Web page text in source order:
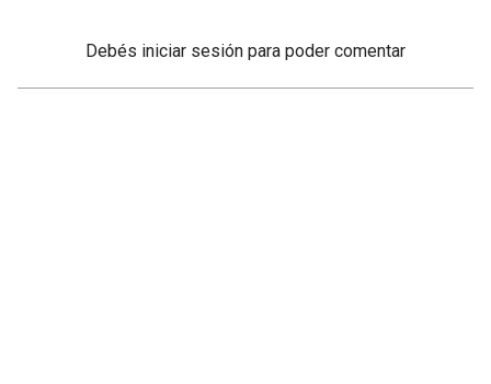
Debés iniciar sesión para poder comentar